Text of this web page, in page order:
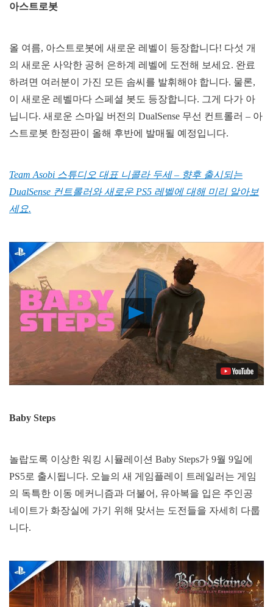
아스트로봇
올 여름, 아스트로봇에 새로운 레벨이 등장합니다! 다섯 개
의 새로운 사악한 공허 은하계 레벨에 도전해 보세요. 완료
하려면 여러분이 가진 모든 솜씨를 발휘해야 합니다. 물론,
이 새로운 레벨마다 스페셜 봇도 등장합니다. 그게 다가 아
닙니다. 새로운 스마일 버전의 DualSense 무선 컨트롤러 – 아
스트로봇 한정판이 올해 후반에 발매될 예정입니다.
Team Asobi 스튜디오 대표 니콜라 두세 – 향후 출시되는
DualSense 컨트롤러와 새로운 PS5 레벨에 대해 미리 알아보
세요.
Play
Video
Baby Steps
놀랍도록 이상한 워킹 시뮬레이션 Baby Steps가 9월 9일에
PS5로 출시됩니다. 오늘의 새 게임플레이 트레일러는 게임
의 독특한 이동 메커니즘과 더불어, 유아복을 입은 주인공
네이트가 화장실에 가기 위해 맞서는 도전들을 자세히 다룹
니다.